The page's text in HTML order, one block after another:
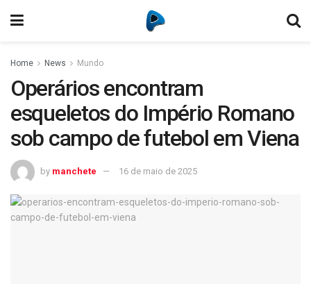
Home News Mundo
Operários encontram
esqueletos do Império Romano
sob campo de futebol em Viena
by manchete 16 de maio de 2025